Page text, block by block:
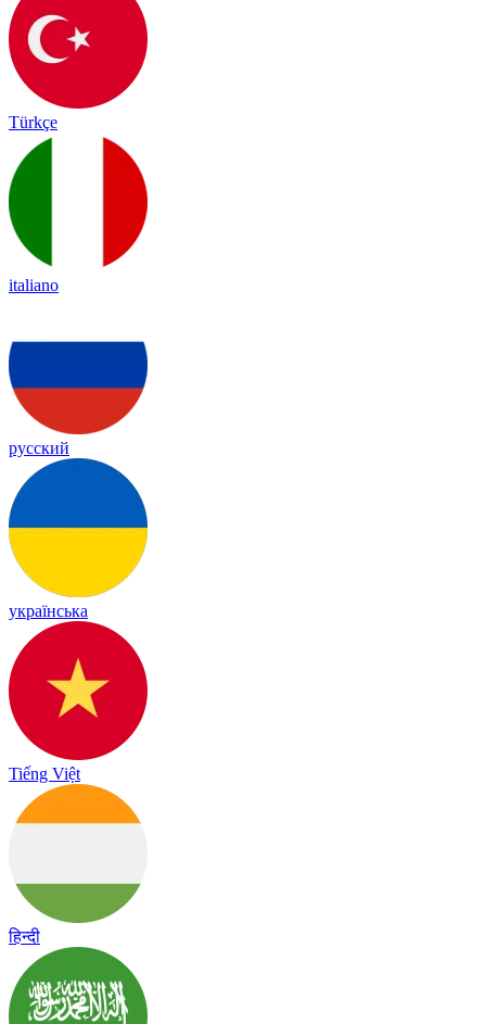
Türkçe
italiano
русский
українська
Tiếng Việt
हिन्दी